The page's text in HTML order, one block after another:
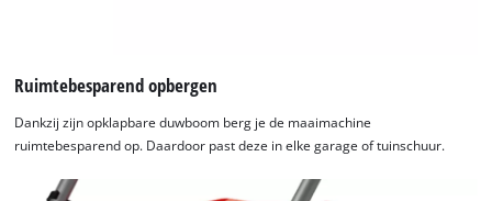
Ruimtebesparend opbergen
Dankzij zijn opklapbare duwboom berg je de maaimachine
ruimtebesparend op. Daardoor past deze in elke garage of tuinschuur.